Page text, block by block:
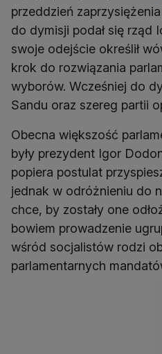
przeddzień
do dymisji podał się rząd
swoje odejście określił
krok do rozwiązania
wyborów. Wcześniej do
Sandu oraz szereg partii
Obecna większość
były prezydent Igor
popiera postulat
jednak w odróżnieniu do
chce, by zostały one
bowiem prowadzenie
wśród socjalistów rodzi
parlamentarnych